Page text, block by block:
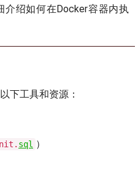
介绍如何在Docker容器内执
下工具和资源：
sql ）